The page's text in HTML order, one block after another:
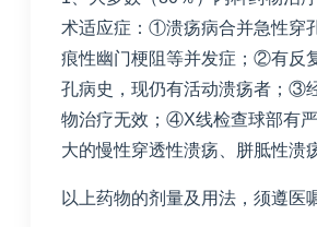
术适应症：①溃疡病合并急性穿
痕性幽门梗阻等并发症；②有反
孔病史，现仍有活动溃疡者；③
物治疗无效；④X线检查球部有
大的慢性穿透性溃疡、胼胝性溃
以上药物的剂量及用法，须遵医